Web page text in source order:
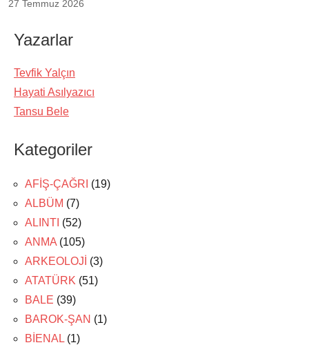
27 Temmuz 2026
Yazarlar
Tevfik Yalçın
Hayati Asılyazıcı
Tansu Bele
Kategoriler
AFİŞ-ÇAĞRI (19)
ALBÜM (7)
ALINTI (52)
ANMA (105)
ARKEOLOJİ (3)
ATATÜRK (51)
BALE (39)
BAROK-ŞAN (1)
BİENAL (1)